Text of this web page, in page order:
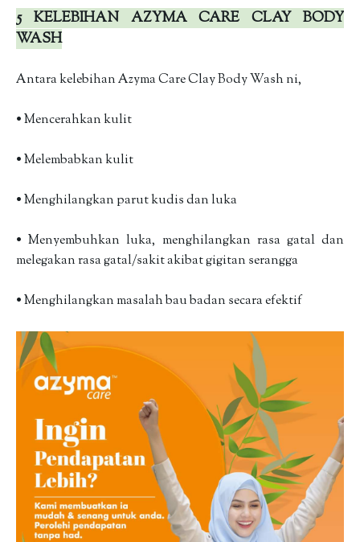
5 KELEBIHAN AZYMA CARE CLAY BODY
WASH
Antara kelebihan Azyma Care Clay Body Wash ni,
• Mencerahkan kulit
• Melembabkan kulit
• Menghilangkan parut kudis dan luka
• Menyembuhkan luka, menghilangkan rasa gatal dan
melegakan rasa gatal/sakit akibat gigitan serangga
• Menghilangkan masalah bau badan secara efektif